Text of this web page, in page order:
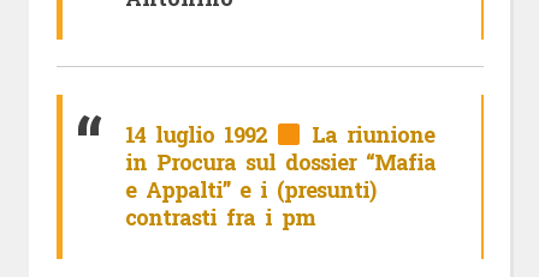
14 luglio 1992
La riunione
in Procura sul dossier “Mafia
e Appalti” e i (presunti)
contrasti fra i pm